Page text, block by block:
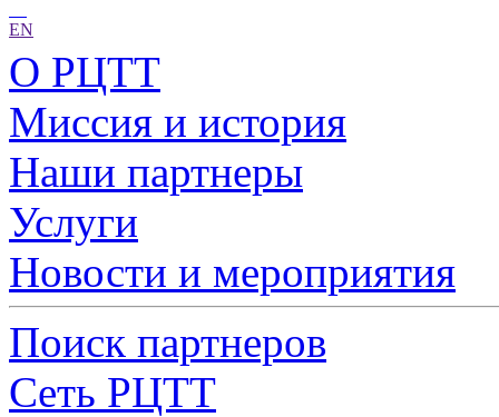
EN
О РЦТТ
Миссия и история
Наши партнеры
Услуги
Новости и мероприятия
Поиск партнеров
Сеть РЦТТ